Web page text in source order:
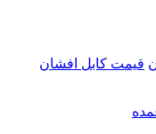
قیمت کابل افشان